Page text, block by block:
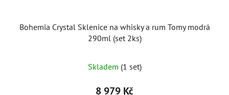
Bohemia Crystal Sklenice na whisky a rum Tomy modrá
290ml (set 2ks)
Skladem (1 set)
8 979 Kč